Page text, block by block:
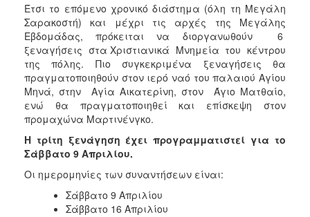
ΔΗΜΟΤΗΣ
ΕΠΙΣΚΕΠΤΗΣ
ΗΡΑΚΛΕΙΟ
Έτσι το επόμενο χρονικό διάστημα (όλη τη Μεγάλη
Σαρακοστή) και μέχρι τις αρχές της Μεγάλης
Εβδομάδας, πρόκειται να διοργανωθούν 6
ξεναγήσεις στα Χριστιανικά Μνημεία του κέντρου
της πόλης. Πιο συγκεκριμένα ξεναγήσεις θα
πραγματοποιηθούν στον ιερό ναό του παλαιού Αγίου
Μηνά, στην Αγία Αικατερίνη, στον Άγιο Ματθαίο,
ενώ θα πραγματοποιηθεί και επίσκεψη στον
προμαχώνα Μαρτινένγκο.
Η τρίτη ξενάγηση έχει προγραμματιστεί για το
Σάββατο 9 Απριλίου.
Οι ημερομηνίες των συναντήσεων είναι:
Σάββατο 9 Απριλίου
Σάββατο 16 Απριλίου